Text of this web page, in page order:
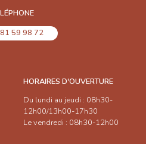
59 98 72
HORAIRES D'OUVERTURE
Du lundi au jeudi : 08h30-
12h00/13h00-17h30
Le vendredi : 08h30-12h00